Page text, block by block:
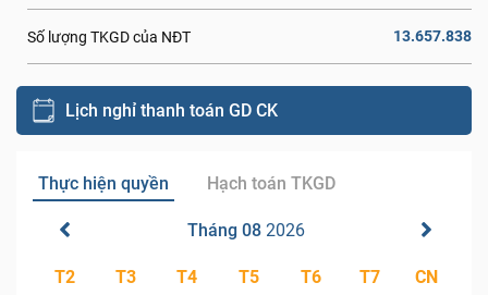
Số lượng TKGD của NĐT 13.657.838
Lịch nghỉ thanh toán GD CK
Thực hiện quyền Hạch toán TKGD
Tháng 08 2026
T2 T3 T4 T5 T6 T7 CN